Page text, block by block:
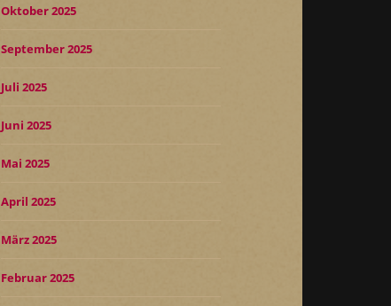
Oktober 2025
September 2025
Juli 2025
Juni 2025
Mai 2025
April 2025
März 2025
Februar 2025